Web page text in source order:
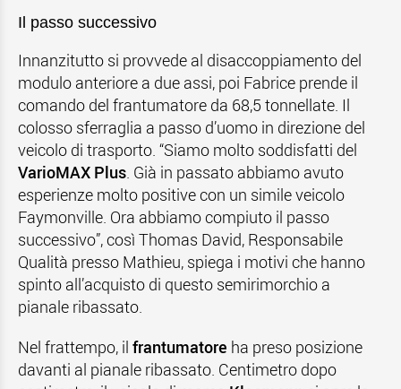
Il passo successivo
Innanzitutto si provvede al disaccoppiamento del
modulo anteriore a due assi, poi Fabrice prende il
comando del frantumatore da 68,5 tonnellate. Il
colosso sferraglia a passo d’uomo in direzione del
veicolo di trasporto. “Siamo molto soddisfatti del
VarioMAX Plus. Già in passato abbiamo avuto
esperienze molto positive con un simile veicolo
Faymonville. Ora abbiamo compiuto il passo
successivo”, così Thomas David, Responsabile
Qualità presso Mathieu, spiega i motivi che hanno
spinto all’acquisto di questo semirimorchio a
pianale ribassato.
Nel frattempo, il frantumatore ha preso posizione
davanti al pianale ribassato. Centimetro dopo